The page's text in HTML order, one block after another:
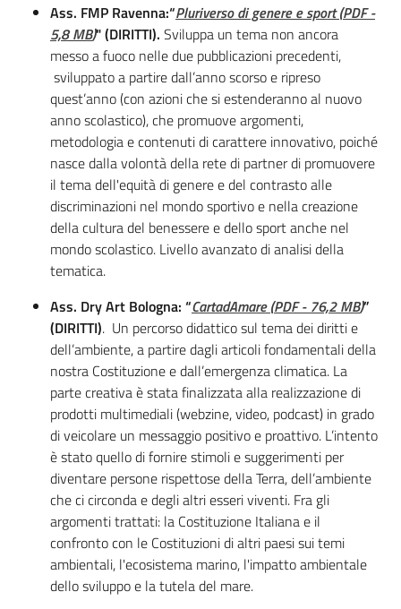
Ass. FMP Ravenna:“Pluriverso di genere e sport(PDF-
5,8 MB)" (DIRITTI). Sviluppa un tema non ancora
messo a fuoco nelle due pubblicazioni precedenti,
sviluppato a partire dall’anno scorso e ripreso
quest’anno (con azioni che si estenderanno al nuovo
anno scolastico), che promuove argomenti,
metodologia e contenuti di carattere innovativo, poiché
nasce dalla volontà della rete di partner di promuovere
il tema dell'equità di genere e del contrasto alle
discriminazioni nel mondo sportivo e nella creazione
della cultura del benessere e dello sport anche nel
mondo scolastico. Livello avanzato di analisi della
tematica.
Ass. Dry Art Bologna: “CartadAmare(PDF- 76,2 MB)”
(DIRITTI). Un percorso didattico sul tema dei diritti e
dell’ambiente, a partire dagli articoli fondamentali della
nostra Costituzione e dall’emergenza climatica. La
parte creativa è stata finalizzata alla realizzazione di
prodotti multimediali (webzine, video, podcast) in grado
di veicolare un messaggio positivo e proattivo. L’intento
è stato quello di fornire stimoli e suggerimenti per
diventare persone rispettose della Terra, dell’ambiente
che ci circonda e degli altri esseri viventi. Fra gli
argomenti trattati: la Costituzione Italiana e il
confronto con le Costituzioni di altri paesi sui temi
ambientali, l'ecosistema marino, l'impatto ambientale
dello sviluppo e la tutela del mare.